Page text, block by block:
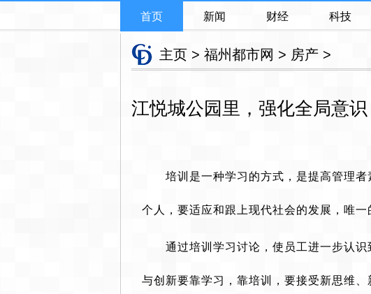
首页 新闻 财经 科技
主页 > 福州都市网 > 房产 >
江悦城公园里，强化全局意
培训是一种学习的方式，是提高管理
个人，要适应和跟上现代社会的发展，唯
通过培训学习讨论，使员工进一步认
与创新要靠学习，靠培训，要接受新思维